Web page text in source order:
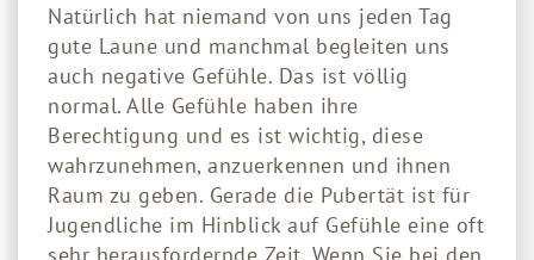
Natürlich hat niemand von uns jeden Tag
gute Laune und manchmal begleiten uns
auch negative Gefühle. Das ist völlig
normal. Alle Gefühle haben ihre
Berechtigung und es ist wichtig, diese
wahrzunehmen, anzuerkennen und ihnen
Raum zu geben. Gerade die Pubertät ist für
Jugendliche im Hinblick auf Gefühle eine oft
sehr herausfordernde Zeit. Wenn Sie bei den